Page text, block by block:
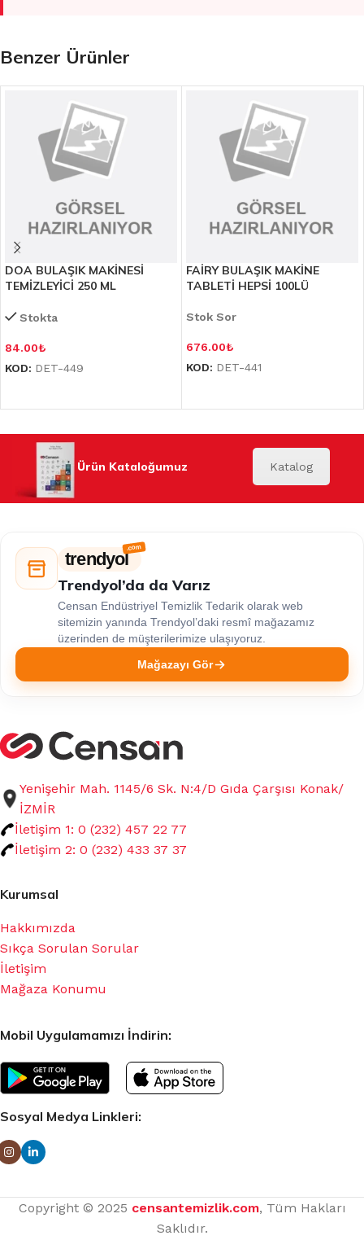
Benzer Ürünler
DOA BULAŞIK MAKİNESİ
TEMİZLEYİCİ 250 ML
Stokta
84.00₺
KOD: DET-449
FAİRY BULAŞIK MAKİNE
TABLETİ HEPSİ 100LÜ
Stok Sor
676.00₺
KOD: DET-441
Ürün Kataloğumuz Katalog
trendyol
Trendyol’da da Varız
Censan Endüstriyel Temizlik Tedarik olarak web
sitemizin yanında Trendyol’daki resmî mağazamız
üzerinden de müşterilerimize ulaşıyoruz.
Mağazayı Gör
Yenişehir Mah. 1145/6 Sk. N:4/D Gıda Çarşısı Konak/
İZMİR
İletişim 1: 0 (232) 457 22 77
İletişim 2: 0 (232) 433 37 37
Kurumsal
Hakkımızda
Sıkça Sorulan Sorular
İletişim
Mağaza Konumu
Mobil Uygulamamızı İndirin:
Sosyal Medya Linkleri:
Copyright © 2025 censantemizlik.com, Tüm Hakları
Saklıdır.